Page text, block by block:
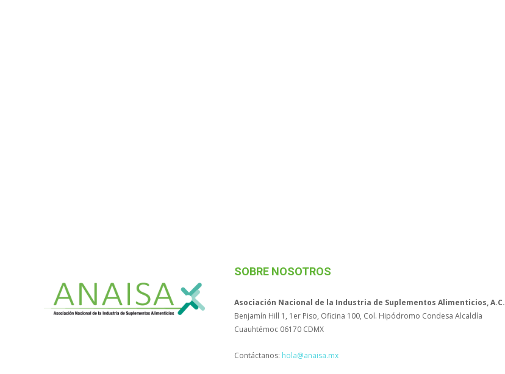
SOBRE NOSOTROS
Asociación Nacional de la Industria de Suplementos Alimenticios, A.C.
Benjamín Hill 1, 1er Piso, Oficina 100, Col. Hipódromo Condesa Alcaldía
Cuauhtémoc 06170 CDMX
Contáctanos: hola@anaisa.mx